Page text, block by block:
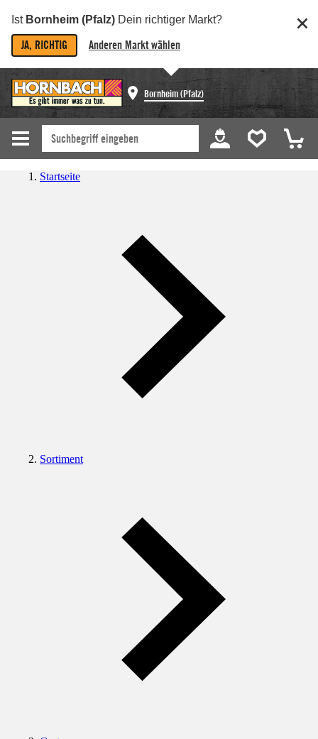
Ist Bornheim (Pfalz) Dein richtiger Markt?
JA, RICHTIG Anderen Markt wählen
Bornheim (Pfalz)
Startseite
Sortiment